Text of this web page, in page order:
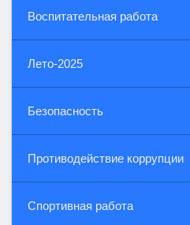
Воспитательная работа
Лето-2025
Безопасность
Противодействие коррупции
Спортивная работа